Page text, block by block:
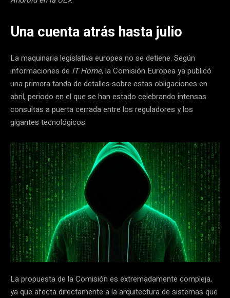
Una cuenta atrás hasta julio
La maquinaria legislativa europea no se detiene. Según
informaciones de IT Home, la Comisión Europea ya publicó
una primera tanda de detalles sobre estas obligaciones en
abril, periodo en el que se han estado celebrando intensas
consultas a puerta cerrada entre los reguladores y los
gigantes tecnológicos.
La propuesta de la Comisión es extremadamente compleja,
ya que afecta directamente a la arquitectura de sistemas que